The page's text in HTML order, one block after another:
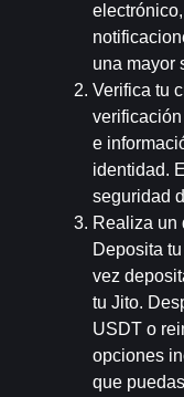
una mayor
Verifica tu
e
identidad.
seguridad
Realiza un
Deposita
vez
tu Jito.
USDT o
opciones
que